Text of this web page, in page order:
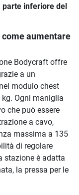
inferiore del
aumentare
Bodycraft offre
a un
modulo chest
Ogni maniglia
che può essere
a cavo,
massima a 135
di regolare
stazione è adatta
la pressa per le